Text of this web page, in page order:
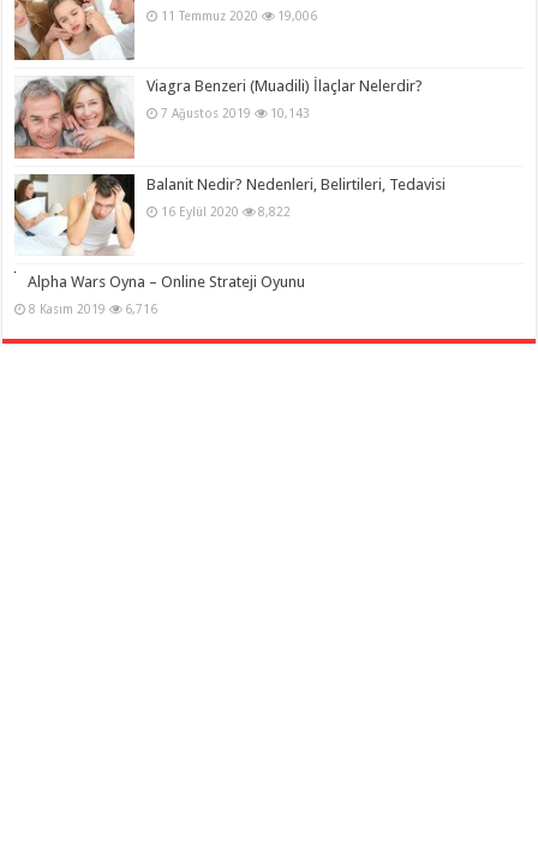
11 Temmuz 2020 19,006
Viagra Benzeri (Muadili) İlaçlar Nelerdir?
7 Ağustos 2019 10,143
Balanit Nedir? Nedenleri, Belirtileri, Tedavisi
16 Eylül 2020 8,822
Alpha Wars Oyna – Online Strateji Oyunu
8 Kasım 2019 6,716